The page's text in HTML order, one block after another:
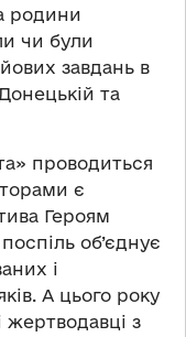
родини
чи були
завдань в
та
проводиться
є
Героям
об’єднує
і
А цього року
жертводавці з